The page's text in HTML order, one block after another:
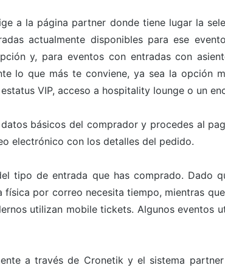
a la página partner donde tiene lugar la
actualmente disponibles para ese
y, para eventos con entradas con
lo que más te conviene, ya sea la opción
VIP, acceso a hospitality lounge o un
básicos del comprador y procedes al
electrónico con los detalles del pedido.
tipo de entrada que has comprado. Dado
por correo necesita tiempo, mientras
utilizan mobile tickets. Algunos eventos
a través de Cronetik y el sistema